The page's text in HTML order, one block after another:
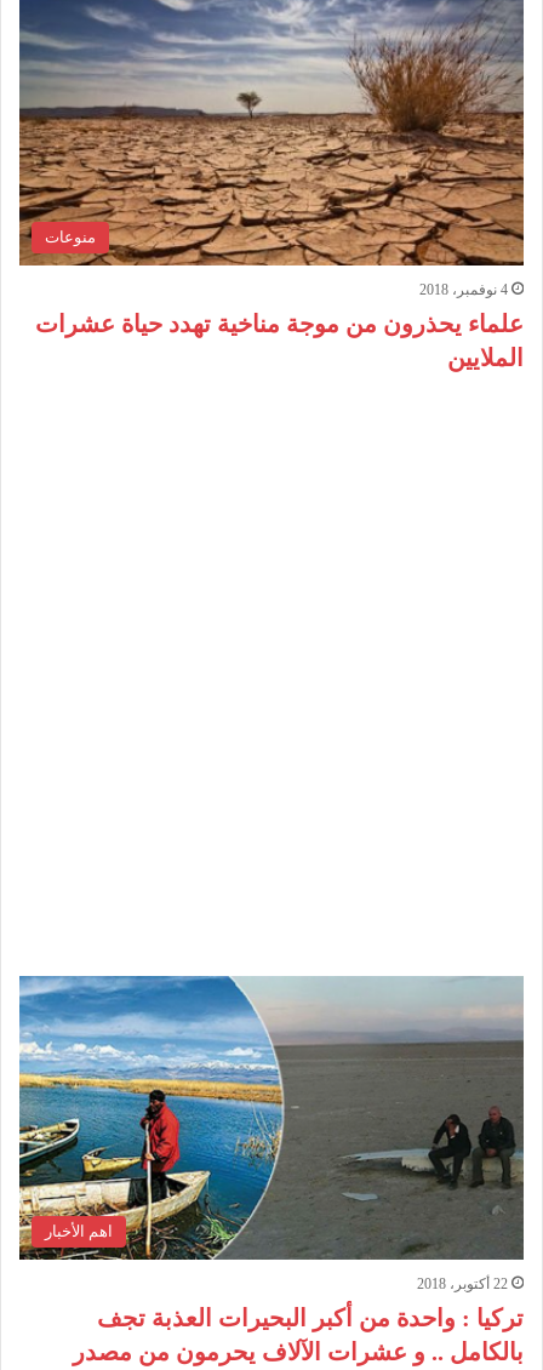
منوعات
4 نوفمبر، 2018
علماء يحذرون من موجة مناخية تهدد حياة عشرات
الملايين
اهم الأخبار
22 أكتوبر، 2018
تركيا : واحدة من أكبر البحيرات العذبة تجف
بالكامل .. و عشرات الآلاف يحرمون من مصدر